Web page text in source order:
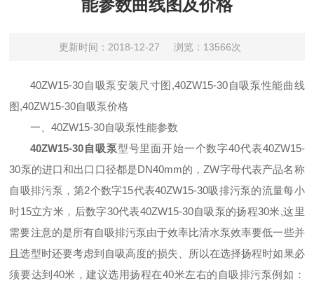
能参数曲线图及价格
更新时间：2018-12-27 浏览：13566次
40ZW15-30自吸泵安装尺寸图,40ZW15-30自吸泵性能曲线
图,40ZW15-30自吸泵价格
一、40ZW15-30自吸泵性能参数
40ZW15-30自吸泵型号里面开始一个数字40代表40ZW15-
30泵的进口和出口口径都是DN40mm的，ZW字母代表产品名称
自吸排污泵，第2个数字15代表40ZW15-30吸排污泵的流量每小
时15立方米，后数字30代表40ZW15-30自吸泵的扬程30米,这里
需要注意的是所有自吸排污泵由于效率比清水泵效率要低一些并
且选型时还要考虑到自吸高度的损失、所以在选择扬程时如果必
须要达到40米，建议选用扬程在40米左右的自吸排污泵例如：